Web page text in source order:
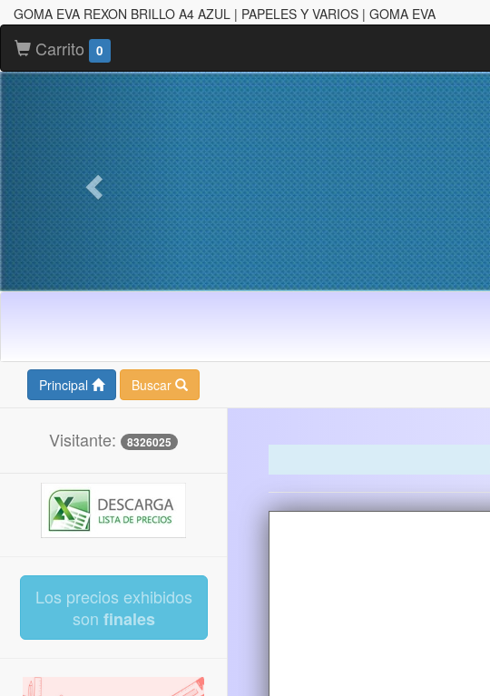
GOMA EVA REXON BRILLO A4 AZUL | PAPELES Y VARIOS | GOMA EVA
Carrito 0
Principal Buscar
Visitante: 8326025
Los precios exhibidos
son finales